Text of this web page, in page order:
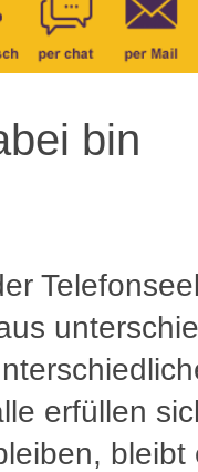
bin
erfüllen
bleibt